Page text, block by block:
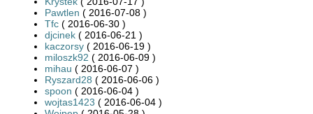
Pawtlen ( 2016-07-08 )
Tfc ( 2016-06-30 )
djcinek ( 2016-06-21 )
kaczorsy ( 2016-06-19 )
miloszk92 ( 2016-06-09 )
mihau ( 2016-06-07 )
Ryszard28 ( 2016-06-06 )
spoon ( 2016-06-04 )
wojtas1423 ( 2016-06-04 )